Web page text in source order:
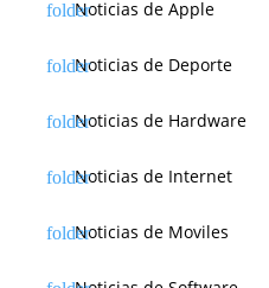
Noticias de Apple
Noticias de Deporte
Noticias de Hardware
Noticias de Internet
Noticias de Moviles